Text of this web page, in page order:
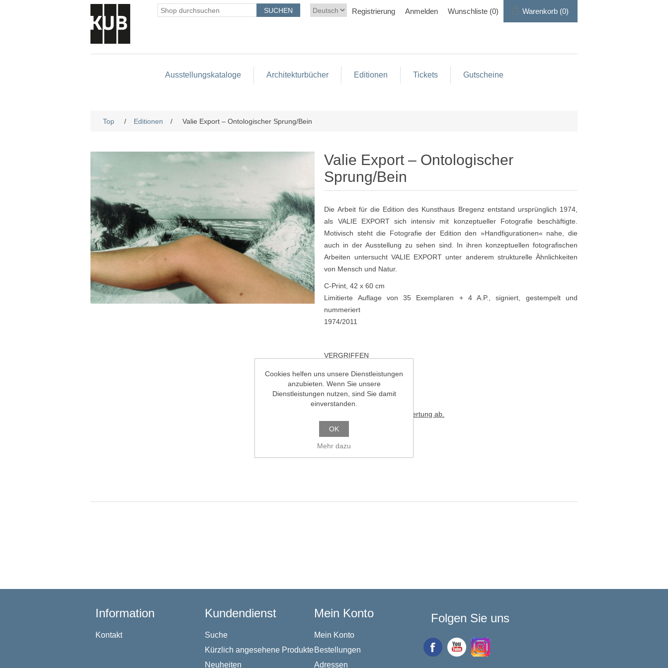
Registrierung Anmelden Wunschliste (0) Warenkorb (0)
Ausstellungskataloge Architekturbücher Editionen Tickets Gutscheine
Top / Editionen / Valie Export – Ontologischer Sprung/Bein
Valie Export – Ontologischer
Sprung/Bein
Die Arbeit für die Edition des Kunsthaus Bregenz entstand ursprünglich 1974,
als VALIE EXPORT sich intensiv mit konzeptueller Fotografie beschäftigte.
Motivisch steht die Fotografie der Edition den »Handfigurationen« nahe, die
auch in der Ausstellung zu sehen sind. In ihren konzeptuellen fotografischen
Arbeiten untersucht VALIE EXPORT unter anderem strukturelle Ähnlichkeiten
von Mensch und Natur.
C-Print, 42 x 60 cm
Limitierte Auflage von 35 Exemplaren + 4 A.P., signiert, gestempelt und
nummeriert
1974/2011
VERGRIFFEN
€950.00
Geben Sie eine Produktbewertung ab.
Information
Kontakt
Kundendienst
Suche
Kürzlich angesehene Produkte
Neuheiten
Mein Konto
Mein Konto
Bestellungen
Adressen
Folgen Sie uns
Cookies helfen uns unsere Dienstleistungen
anzubieten. Wenn Sie unsere
Dienstleistungen nutzen, sind Sie damit
einverstanden.
OK
Mehr dazu